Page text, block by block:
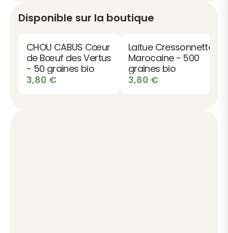
Disponible sur la boutique
CHOU CABUS Cœur
de Bœuf des Vertus
- 50 graines bio
3,80 €
Laitue Cressonnette
Marocaine - 500
graines bio
3,80 €